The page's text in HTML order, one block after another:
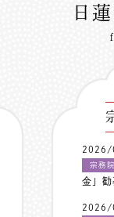
日
2026/
宗務院
金」勧
2026/